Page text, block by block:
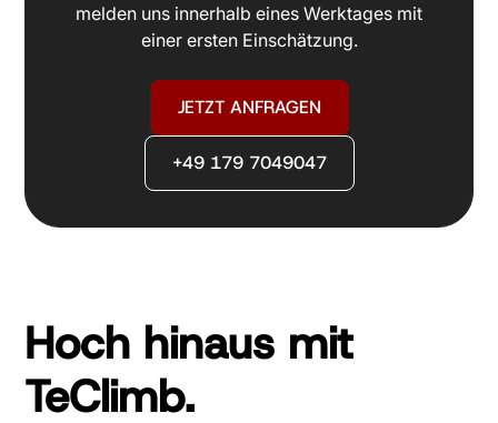
melden uns innerhalb eines Werktages mit
einer ersten Einschätzung.
JETZT ANFRAGEN
+49 179 7049047
Hoch hinaus mit
TeClimb.